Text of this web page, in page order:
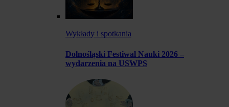
Wykłady i spotkania
Dolnośląski Festiwal Nauki 2026 –
wydarzenia na USWPS